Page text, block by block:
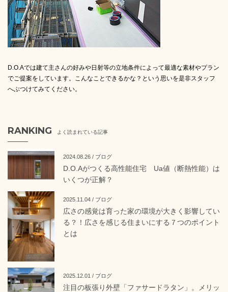
D.O.Aでは建て主さんの好みや日射等の立地条件によって最適な素材やプラン
でご提案をしています。こんなことできるかな？という思いを是非スタッフ
へぶつけてみてください。
RANKING よく読まれている記事
2024.08.26 / ブログ
D.O.Aがつくる高性能住宅 Ua値（断熱性能）は
いくつが正解？
2025.11.04 / ブログ
広さの感覚は育った家の環境が大きく影響してい
る？！広さを感じる住まいにする７つのポイント
とは
2025.12.01 / ブログ
注目の板張り外壁「ファサードラタン」。メリッ